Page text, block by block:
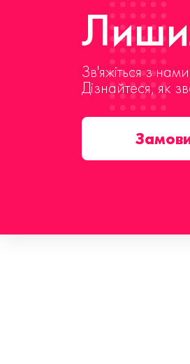
Зв'яжіться з
Дізнайтеся, як